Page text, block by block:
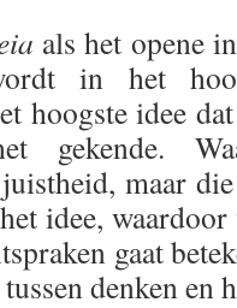
als het opene
in het
hoogste idee
gekende.
maar
idee,
gaat
denken en